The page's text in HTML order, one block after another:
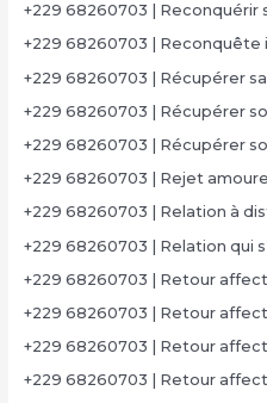
+229 68260703 | Reconquérir
+229 68260703 | Reconquête
+229 68260703 | Récupérer
+229 68260703 | Récupérer
+229 68260703 | Récupérer
+229 68260703 | Rejet
+229 68260703 | Relation à
+229 68260703 | Relation qui
+229 68260703 | Retour
+229 68260703 | Retour
+229 68260703 | Retour
+229 68260703 | Retour